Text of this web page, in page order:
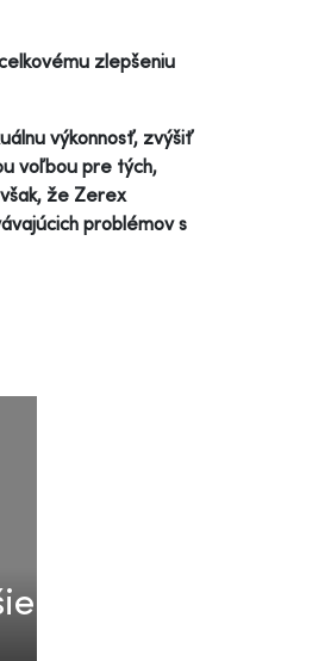
zlepšeniu
výkonnosť, zvýšiť
voľbou pre tých,
že Zerex
problémov s